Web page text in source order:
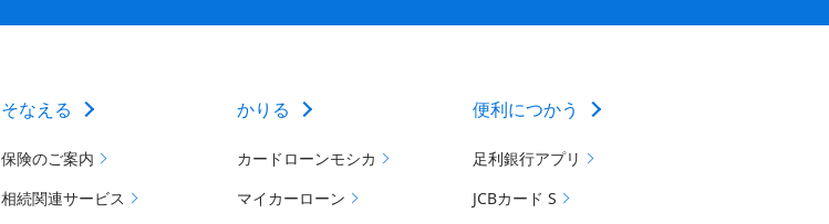
そなえる
保険のご案内
相続関連サービス
かりる
カードローンモシカ
マイカーローン
便利につかう
足利銀行アプリ
JCBカード S